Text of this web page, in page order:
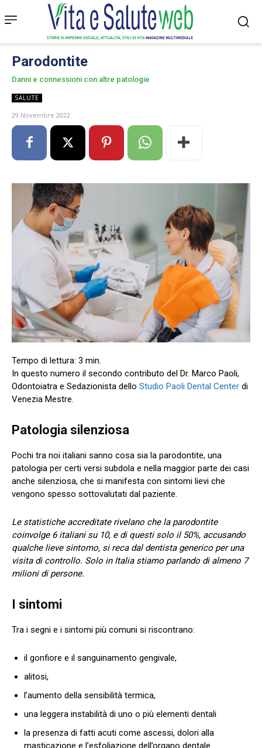
Parodontite
Danni e connessioni con altre patologie
SALUTE
29 Novembre 2022
In questo numero il secondo contributo del Dr. Marco Paoli,
Odontoiatra e Sedazionista dello Studio Paoli Dental Center di
Venezia Mestre.
Patologia silenziosa
Pochi tra noi italiani sanno cosa sia la parodontite, una
patologia per certi versi subdola e nella maggior parte dei casi
anche silenziosa, che si manifesta con sintomi lievi che
vengono spesso sottovalutati dal paziente.
Le statistiche accreditate rivelano che la parodontite
coinvolge 6 italiani su 10, e di questi solo il 50%, accusando
qualche lieve sintomo, si reca dal dentista generico per una
visita di controllo. Solo in Italia stiamo parlando di almeno 7
milioni di persone.
I sintomi
Tra i segni e i sintomi più comuni si riscontrano:
il gonfiore e il sanguinamento gengivale,
alitosi,
l’aumento della sensibilità termica,
una leggera instabilità di uno o più elementi dentali
la presenza di fatti acuti come ascessi, dolori alla
masticazione e l’esfoliazione dell’organo dentale.